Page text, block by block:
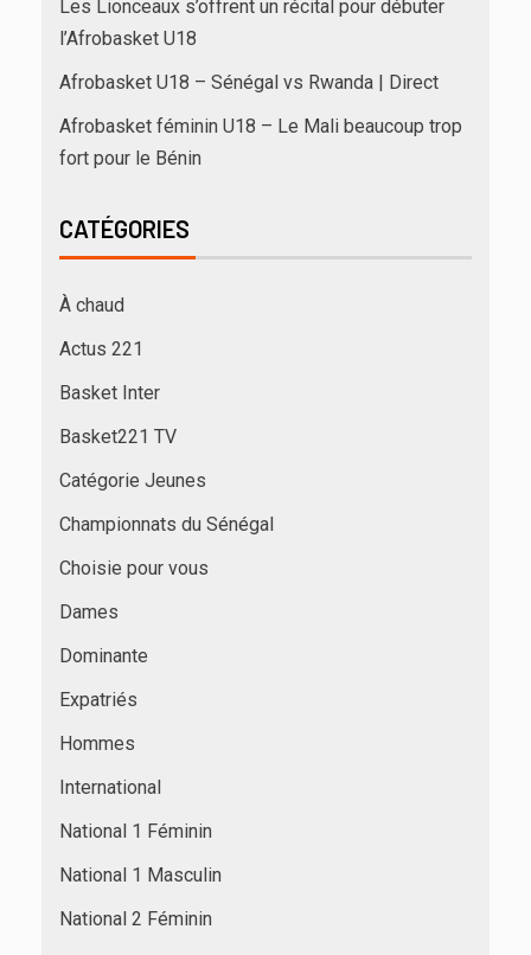
Les Lionceaux s’offrent un récital pour débuter
l’Afrobasket U18
Afrobasket U18 – Sénégal vs Rwanda | Direct
Afrobasket féminin U18 – Le Mali beaucoup trop
fort pour le Bénin
CATÉGORIES
À chaud
Actus 221
Basket Inter
Basket221 TV
Catégorie Jeunes
Championnats du Sénégal
Choisie pour vous
Dames
Dominante
Expatriés
Hommes
International
National 1 Féminin
National 1 Masculin
National 2 Féminin